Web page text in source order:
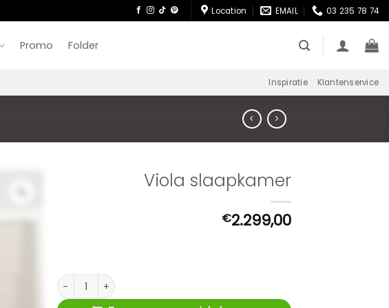
Location EMAIL 03 235 78 74
Promo Folder
Inspiratie Klantenservice
Viola slaapkamer
€2.299,00
Viola slaapkamer aantal